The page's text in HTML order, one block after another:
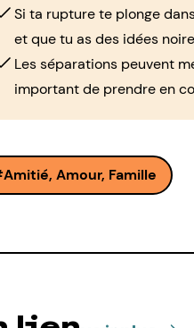
Si ta rupture te plonge
et que tu as des idées
Les séparations peuvent
important de prendre en
Amitié, Amour, Famille